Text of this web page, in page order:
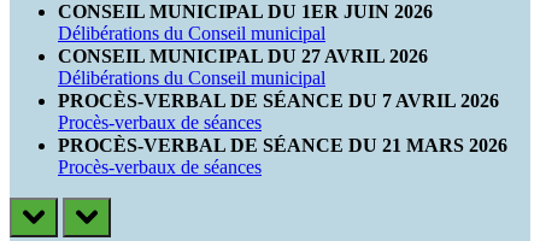
CONSEIL MUNICIPAL DU 1ER JUIN 2026
Délibérations du Conseil municipal
CONSEIL MUNICIPAL DU 27 AVRIL 2026
Délibérations du Conseil municipal
PROCÈS-VERBAL DE SÉANCE DU 7 AVRIL 2026
Procès-verbaux de séances
PROCÈS-VERBAL DE SÉANCE DU 21 MARS 2026
Procès-verbaux de séances
prev next